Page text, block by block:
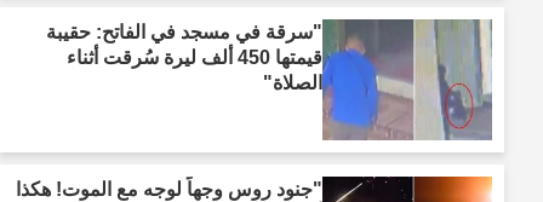
"سرقة في مسجد في الفاتح: حقيبة
قيمتها 450 ألف ليرة سُرقت أثناء
الصلاة"
"جنود روس وجهاً لوجه مع الموت! هكذا